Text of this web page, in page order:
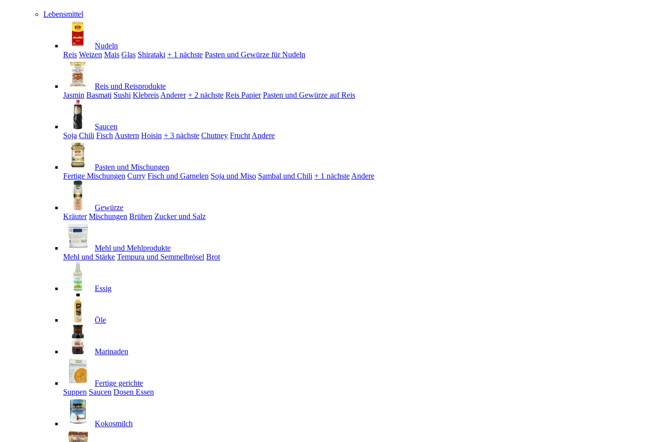
Lebensmittel
Nudeln
Reis Weizen Mais Glas Shirataki + 1 nächste Pasten und Gewürze für Nudeln
Reis und Reisprodukte
Jasmin Basmati Sushi Klebreis Anderer + 2 nächste Reis Papier Pasten und Gewürze auf Reis
Saucen
Soja Chili Fisch Austern Hoisin + 3 nächste Chutney Frucht Andere
Pasten und Mischungen
Fertige Mischungen Curry Fisch und Garnelen Soja und Miso Sambal und Chili + 1 nächste Andere
Gewürze
Kräuter Mischungen Brühen Zucker und Salz
Mehl und Mehlprodukte
Mehl und Stärke Tempura und Semmelbrösel Brot
Essig
Öle
Marinaden
Fertige gerichte
Suppen Saucen Dosen Essen
Kokosmilch